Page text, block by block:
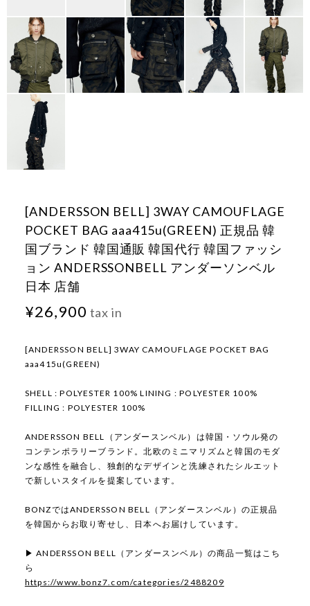
[ANDERSSON BELL] 3WAY CAMOUFLAGE
POCKET BAG aaa415u(GREEN) 正規品 韓
国ブランド 韓国通販 韓国代行 韓国ファッシ
ョン ANDERSSONBELL アンダーソンベル
日本 店舗
¥26,900 tax in
[ANDERSSON BELL] 3WAY CAMOUFLAGE POCKET BAG
aaa415u(GREEN)
SHELL : POLYESTER 100% LINING : POLYESTER 100%
FILLING : POLYESTER 100%
ANDERSSON BELL（アンダースンベル）は韓国・ソウル発の
コンテンポラリーブランド。北欧のミニマリズムと韓国のモダ
ンな感性を融合し、独創的なデザインと洗練されたシルエット
で新しいスタイルを提案しています。
BONZではANDERSSON BELL（アンダースンベル）の正規品
を韓国からお取り寄せし、日本へお届けしています。
▶ ANDERSSON BELL（アンダースンベル）の商品一覧はこち
ら
https://www.bonz7.com/categories/2488209